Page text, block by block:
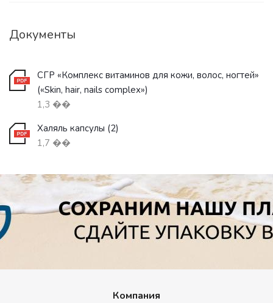
Документы
СГР «Комплекс витаминов для кожи, волос, ногтей»
(«Skin, hair, nails complex»)
1,3 ��
Халяль капсулы (2)
1,7 ��
Компания